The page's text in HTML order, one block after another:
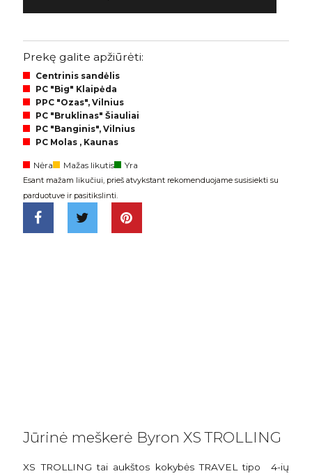
Prekę galite apžiūrėti:
Centrinis sandėlis
PC "Big" Klaipėda
PPC "Ozas", Vilnius
PC "Bruklinas" Šiauliai
PC "Banginis", Vilnius
PC Molas , Kaunas
Nėra Mažas likutis Yra
Esant mažam likučiui, prieš atvykstant rekomenduojame susisiekti su
parduotuve ir pasitikslinti.
Jūrinė meškerė Byron XS TROLLING
XS TROLLING tai aukštos kokybės TRAVEL tipo
4-ių